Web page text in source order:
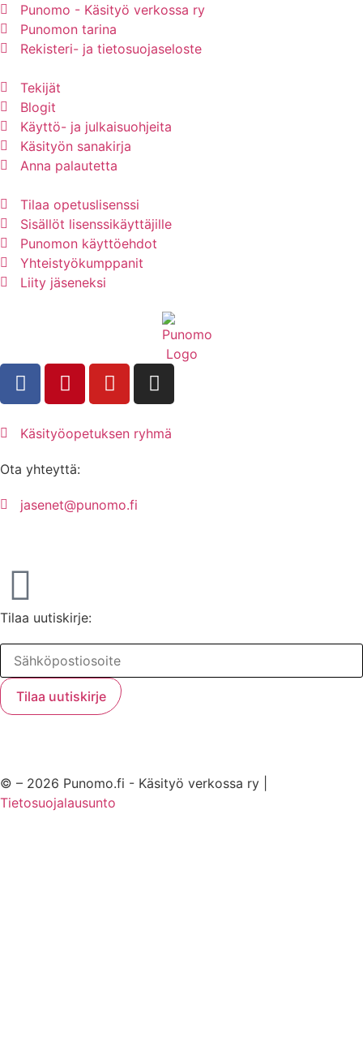
Punomo - Käsityö verkossa ry
Punomon tarina
Rekisteri- ja tietosuojaseloste
Tekijät
Blogit
Käyttö- ja julkaisuohjeita
Käsityön sanakirja
Anna palautetta
Tilaa opetuslisenssi
Sisällöt lisenssikäyttäjille
Punomon käyttöehdot
Yhteistyökumppanit
Liity jäseneksi
Käsityöopetuksen ryhmä
Ota yhteyttä:
jasenet@punomo.fi
Tilaa uutiskirje:
© – 2026 Punomo.fi - Käsityö verkossa ry |
Tietosuojalausunto